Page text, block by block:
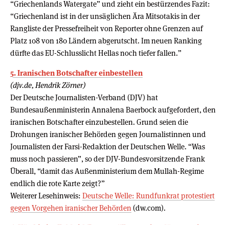
“Griechenlands Watergate” und zieht ein bestürzendes Fazit:
“Griechenland ist in der unsäglichen Ära Mitsotakis in der
Rangliste der Pressefreiheit von Reporter ohne Grenzen auf
Platz 108 von 180 Ländern abgerutscht. Im neuen Ranking
dürfte das EU-Schlusslicht Hellas noch tiefer fallen.”
5. Iranischen Botschafter einbestellen
(djv.de, Hendrik Zörner)
Der Deutsche Journalisten-Verband (DJV) hat
Bundesaußenministerin Annalena Baerbock aufgefordert, den
iranischen Botschafter einzubestellen. Grund seien die
Drohungen iranischer Behörden gegen Journalistinnen und
Journalisten der Farsi-Redaktion der Deutschen Welle. “Was
muss noch passieren”, so der DJV-Bundesvorsitzende Frank
Überall, “damit das Außenministerium dem Mullah-Regime
endlich die rote Karte zeigt?”
Weiterer Lesehinweis: Deutsche Welle: Rundfunkrat protestiert
gegen Vorgehen iranischer Behörden (dw.com).